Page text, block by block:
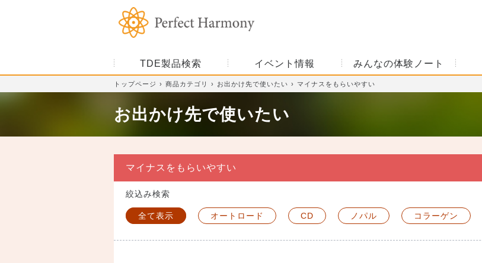
TDE製品検索 イベント情報 みんなの体験ノート
トップページ 商品カテゴリ お出かけ先で使いたい マイナスをもらいやすい
お出かけ先で使いたい
マイナスをもらいやすい
絞込み検索
全て表示 オートロード CD ノパル コラーゲン